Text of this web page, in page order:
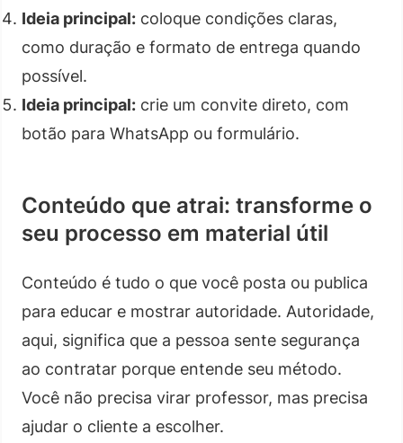
Ideia principal: coloque condições claras,
como duração e formato de entrega quando
possível.
Ideia principal: crie um convite direto, com
botão para WhatsApp ou formulário.
Conteúdo que atrai: transforme o
seu processo em material útil
Conteúdo é tudo o que você posta ou publica
para educar e mostrar autoridade. Autoridade,
aqui, significa que a pessoa sente segurança
ao contratar porque entende seu método.
Você não precisa virar professor, mas precisa
ajudar o cliente a escolher.